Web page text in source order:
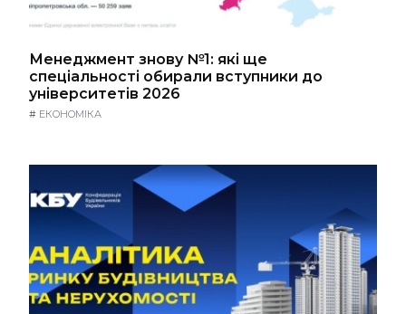
Менеджмент знову №1: які ще
спеціальності обирали вступники до
університетів 2026
# ЕКОНОМІКА